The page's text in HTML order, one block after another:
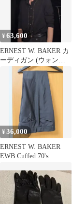
¥63,600
ERNEST W. BAKER カ
ーディガン (ウォンビ
ン着用品)
¥36,000
ERNEST W. BAKER
EWB Cuffed 70's